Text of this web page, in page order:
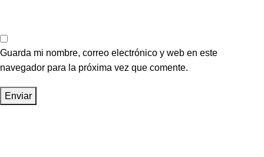
Guarda mi nombre, correo electrónico y web en este
navegador para la próxima vez que comente.